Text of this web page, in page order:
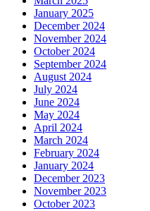
January 2025
December 2024
November 2024
October 2024
September 2024
August 2024
July 2024
June 2024
May 2024
April 2024
March 2024
February 2024
January 2024
December 2023
November 2023
October 2023